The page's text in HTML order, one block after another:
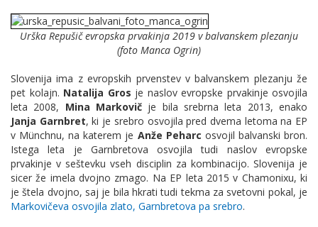
Urška Repušič evropska prvakinja 2019 v balvanskem plezanju
(foto Manca Ogrin)
Slovenija ima z evropskih prvenstev v balvanskem plezanju že
pet kolajn. Natalija Gros je naslov evropske prvakinje osvojila
leta 2008, Mina Markovič je bila srebrna leta 2013, enako
Janja Garnbret, ki je srebro osvojila pred dvema letoma na EP
v Münchnu, na katerem je Anže Peharc osvojil balvanski bron.
Istega leta je Garnbretova osvojila tudi naslov evropske
prvakinje v seštevku vseh disciplin za kombinacijo. Slovenija je
sicer že imela dvojno zmago. Na EP leta 2015 v Chamonixu, ki
je štela dvojno, saj je bila hkrati tudi tekma za svetovni pokal, je
Markovičeva osvojila zlato, Garnbretova pa srebro.